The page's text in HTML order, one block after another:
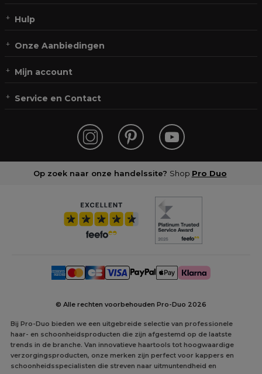
Hulp
Onze Aanbiedingen
Mijn account
Service en Contact
Op zoek naar onze handelssite? Shop Pro Duo
© Alle rechten voorbehouden Pro-Duo 2026
Bij Pro-Duo bieden we een uitgebreide selectie van professionele
haar- en schoonheidsproducten die zijn afgestemd op de laatste
trends in de branche. Van innovatieve haartools tot hoogwaardige
verzorgingsproducten, onze merken zijn perfect voor kappers en
schoonheidsspecialisten die streven naar uitmuntendheid en